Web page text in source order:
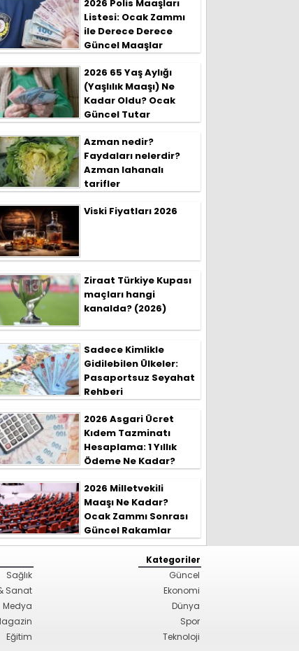
2026 Polis Maaşları
Listesi: Ocak Zammı
ile Derece Derece
Güncel Maaşlar
2026 65 Yaş Aylığı
(Yaşlılık Maaşı) Ne
Kadar Oldu? Ocak
Güncel Tutar
Azman nedir?
Faydaları nelerdir?
Azman lahanalı
tarifler
Viski Fiyatları 2026
Ziraat Türkiye Kupası
maçları hangi
kanalda? (2026)
Sadece Kimlikle
Gidilebilen Ülkeler:
Pasaportsuz Seyahat
Rehberi
2026 Asgari Ücret
Kıdem Tazminatı
Hesaplama: 1 Yıllık
Ödeme Ne Kadar?
2026 Milletvekili
Maaşı Ne Kadar?
Ocak Zammı Sonrası
Güncel Rakamlar
Kategoriler
Güncel
Ekonomi
Dünya
Spor
Teknoloji
Sağlık
Sanat
Medya
Eğitim